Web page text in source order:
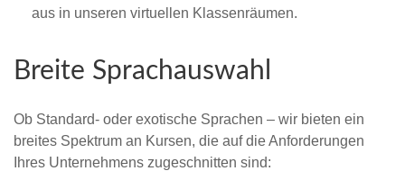
aus in unseren virtuellen Klassenräumen.
Breite Sprachauswahl
Ob Standard- oder exotische Sprachen – wir bieten ein
breites Spektrum an Kursen, die auf die Anforderungen
Ihres Unternehmens zugeschnitten sind: